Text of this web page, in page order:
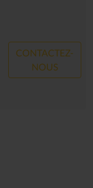
CONTACTEZ-
NOUS